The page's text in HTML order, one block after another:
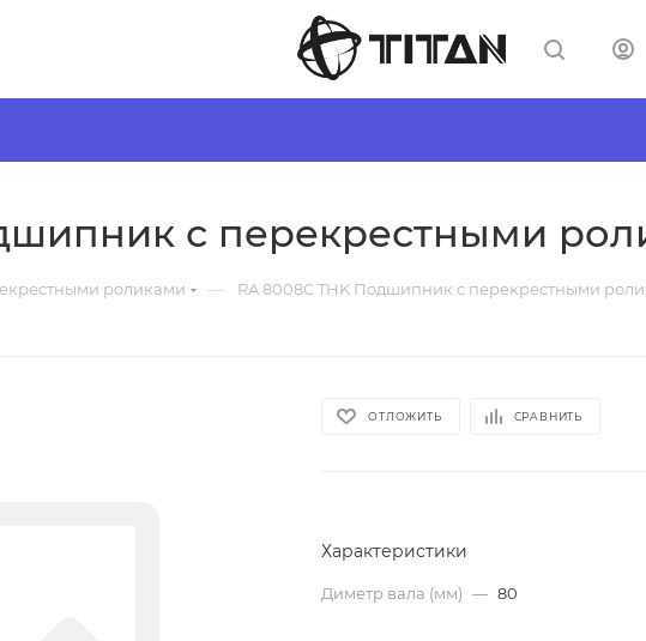
с перекрестными
роликами — RA 8008C THK Подшипник с перекрестными
ОТЛОЖИТЬ СРАВНИТЬ
Характеристики
Диметр вала (мм) — 80